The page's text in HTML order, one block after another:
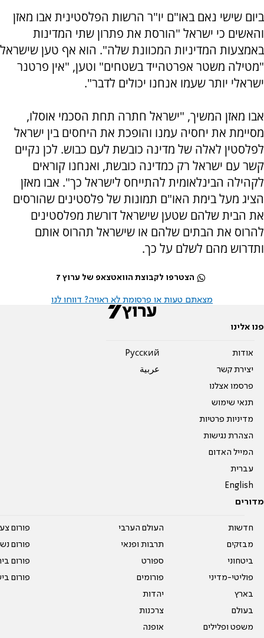
ביום שישי נאם באו"ם יו"ר הרשות הפלסטינית אבו מאזן
והאשים כי ישראל "הורסת את פתרון שתי המדינות
באמצעות המדיניות המכוונת שלה". הוא אף טען שישראל
"מטילה משטר אפרטהייד בשטחים" וטען, "אין פרטנר
ישראלי יותר שעמו אנחנו יכולים לדבר".
אבו מאזן המשיך, "ישראל חתרה תחת הסכמי אוסלו,
מסיימת את יחסיה עמנו והופכת את היחסים בין ישראל
לפלסטין לאלה של מדינה כובשת לעם כבוש. לכן נקיים
קשר עם ישראל רק כמדינה כובשת, ואנחנו קוראים
לקהילה הבינלאומית להתייחס לישראל כך". אבו מאזן
הציג מעל בימת האו"ם תמונות של פלסטינים שהורסים
את הבית שלהם שטען שישראל דורשת מפלסטינים
להרוס את הבתים שלהם או שישראל תהרוס אותם
ותדרוש מהם לשלם על כך.
הצטרפו לקבוצת הוואטצאפ של ערוץ 7
מצאתם טעות או פרסומת לא ראויה? דווחו לנו
פנו אלינו
אודות
יצירת קשר
פרסמו אצלנו
תנאי שימוש
מדיניות פרטיות
הצהרת נגישות
המייל האדום
עברית
English
Pусский
عربية
מדורים
חדשות
מבזקים
ביטחוני
פוליטי-מדיני
בארץ
בעולם
משפט ופלילים
העולם הערבי
תרבות ופנאי
ספורט
פורומים
יהדות
צרכנות
אופנה
פורום
פורום
פורום
פורום